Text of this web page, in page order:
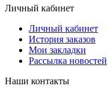
Личный кабинет
Личный кабинет
История заказов
Мои закладки
Рассылка новостей
Наши контакты